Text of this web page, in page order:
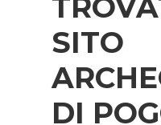
SITO
DI